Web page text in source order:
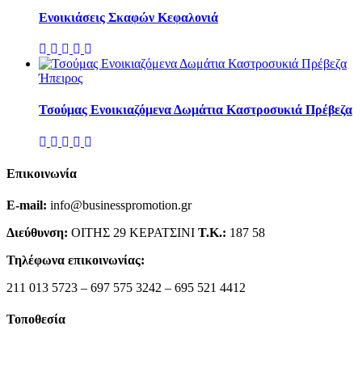
Ενοικιάσεις Σκαφών Κεφαλονιά
Ήπειρος
Τσούμας Ενοικιαζόμενα Δωμάτια Καστροσυκιά Πρέβεζα
Επικοινωνία
E-mail: info@businesspromotion.gr
Διεύθυνση: ΟΙΤΗΣ 29 ΚΕΡΑΤΣΙΝΙ Τ.Κ.: 187 58
Τηλέφωνα επικοινωνίας:
211 013 5723 – 697 575 3242 – 695 521 4412
Τοποθεσία